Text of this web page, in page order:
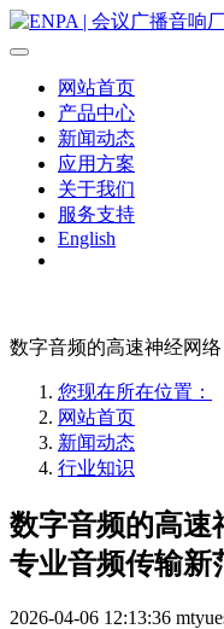
网站首页
产品中心
新闻动态
应用方案
关于我们
服务支持
English
数字音频的高速神经网
您现在所在位置：
网站首页
新闻动态
行业知识
数字音频的高速
专业音频传输新
2026-04-06 12:13:36